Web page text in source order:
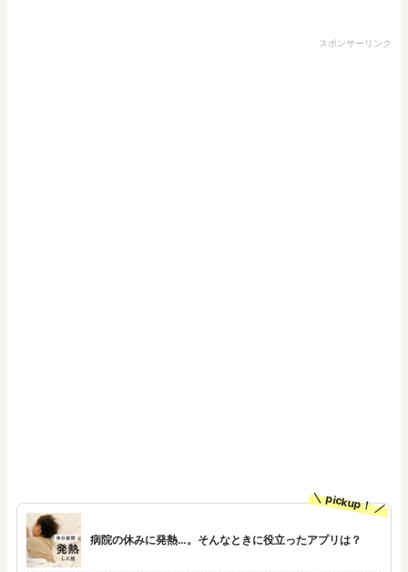
スポンサーリンク
pickup！
病院の休みに発熱…。そんなときに役立ったアプリは？